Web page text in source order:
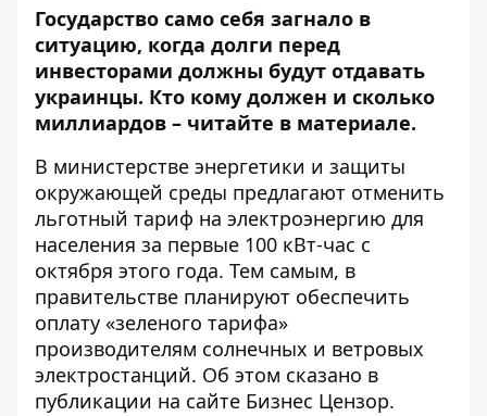
Государство само себя загнало в
ситуацию, когда долги перед
инвесторами должны будут отдавать
украинцы. Кто кому должен и сколько
миллиардов – читайте в материале.
В министерстве энергетики и защиты
окружающей среды предлагают отменить
льготный тариф на электроэнергию для
населения за первые 100 кВт-час с
октября этого года. Тем самым, в
правительстве планируют обеспечить
оплату «зеленого тарифа»
производителям солнечных и ветровых
электростанций. Об этом сказано в
публикации на сайте Бизнес Цензор.